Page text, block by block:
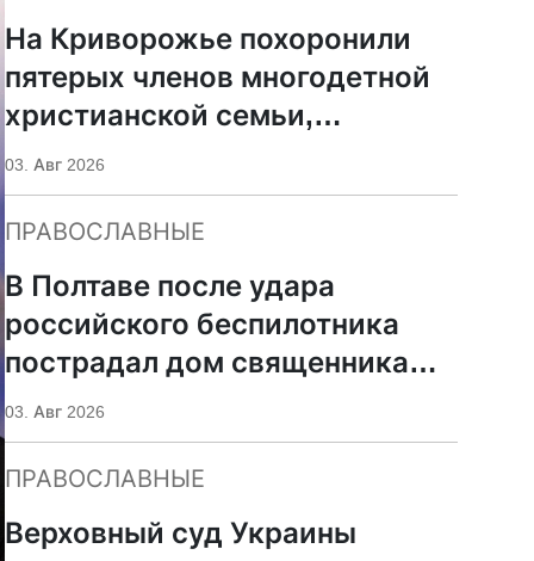
На Криворожье похоронили
пятерых членов многодетной
христианской семьи,
погибших при российском
ударе
03. Авг 2026
ПРАВОСЛАВНЫЕ
В Полтаве после удара
российского беспилотника
пострадал дом священника
УПЦ
03. Авг 2026
ПРАВОСЛАВНЫЕ
Верховный суд Украины